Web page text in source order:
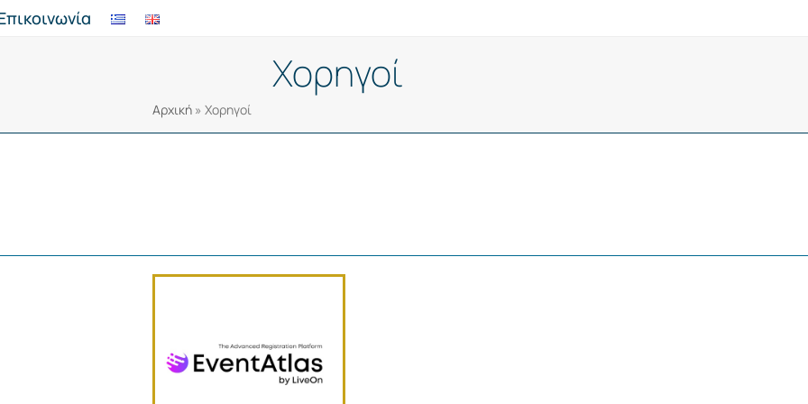
Χορηγοί
Αρχική » Χορηγοί